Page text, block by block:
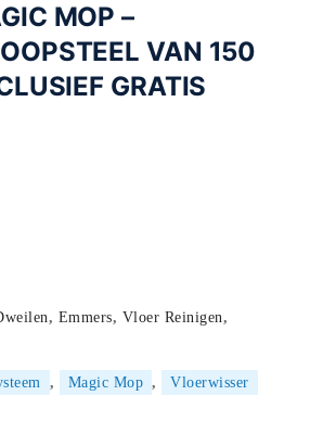
MOP –
VAN 150
GRATIS
, Emmers, Vloer Reinigen,
, Magic Mop , Vloerwisser